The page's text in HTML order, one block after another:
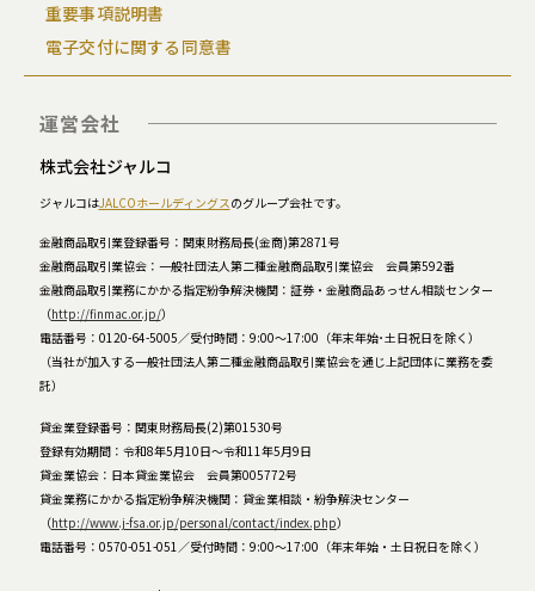
重要事項説明書
電子交付に関する同意書
運営会社
株式会社ジャルコ
ジャルコはJALCOホールディングスのグループ会社です。
金融商品取引業登録番号：関東財務局長(金商)第2871号
金融商品取引業協会：一般社団法人第二種金融商品取引業協会 会員第592番
金融商品取引業務にかかる指定紛争解決機関：証券・金融商品あっせん相談センター
（http://finmac.or.jp/）
電話番号：0120-64-5005／受付時間：9:00～17:00（年末年始･土日祝日を除く）
（当社が加入する一般社団法人第二種金融商品取引業協会を通じ上記団体に業務を委
託）
貸金業登録番号：関東財務局長(2)第01530号
登録有効期間：令和8年5月10日～令和11年5月9日
貸金業協会：日本貸金業協会 会員第005772号
貸金業務にかかる指定紛争解決機関：貸金業相談・紛争解決センター
（http://www.j-fsa.or.jp/personal/contact/index.php）
電話番号：0570-051-051／受付時間：9:00～17:00（年末年始・土日祝日を除く）